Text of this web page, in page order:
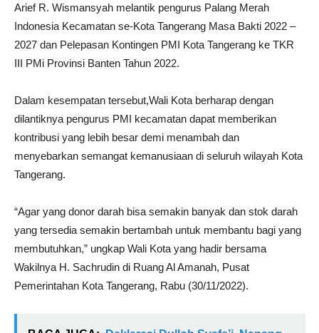
Arief R. Wismansyah melantik pengurus Palang Merah
Indonesia Kecamatan se-Kota Tangerang Masa Bakti 2022 –
2027 dan Pelepasan Kontingen PMI Kota Tangerang ke TKR
III PMi Provinsi Banten Tahun 2022.
Dalam kesempatan tersebut,Wali Kota berharap dengan
dilantiknya pengurus PMI kecamatan dapat memberikan
kontribusi yang lebih besar demi menambah dan
menyebarkan semangat kemanusiaan di seluruh wilayah Kota
Tangerang.
“Agar yang donor darah bisa semakin banyak dan stok darah
yang tersedia semakin bertambah untuk membantu bagi yang
membutuhkan,” ungkap Wali Kota yang hadir bersama
Wakilnya H. Sachrudin di Ruang Al Amanah, Pusat
Pemerintahan Kota Tangerang, Rabu (30/11/2022).